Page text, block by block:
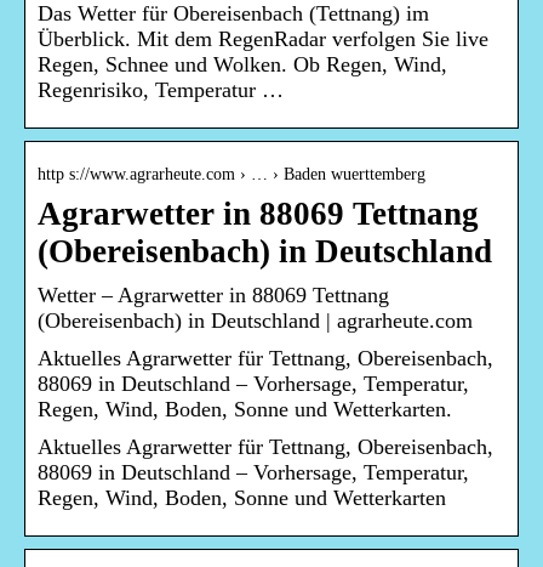
Das Wetter für Obereisenbach (Tettnang) im
Überblick. Mit dem RegenRadar verfolgen Sie live
Regen, Schnee und Wolken. Ob Regen, Wind,
Regenrisiko, Temperatur …
http s://www.agrarheute.com › … › Baden wuerttemberg
Agrarwetter in 88069 Tettnang
(Obereisenbach) in Deutschland
Wetter – Agrarwetter in 88069 Tettnang
(Obereisenbach) in Deutschland | agrarheute.com
Aktuelles Agrarwetter für Tettnang, Obereisenbach,
88069 in Deutschland – Vorhersage, Temperatur,
Regen, Wind, Boden, Sonne und Wetterkarten.
Aktuelles Agrarwetter für Tettnang, Obereisenbach,
88069 in Deutschland – Vorhersage, Temperatur,
Regen, Wind, Boden, Sonne und Wetterkarten